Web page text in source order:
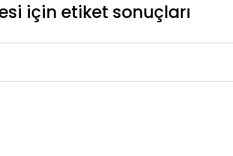
için etiket sonuçları